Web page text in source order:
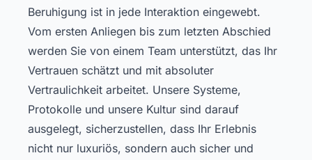
Beruhigung ist in jede Interaktion eingewebt.
Vom ersten Anliegen bis zum letzten Abschied
werden Sie von einem Team unterstützt, das Ihr
Vertrauen schätzt und mit absoluter
Vertraulichkeit arbeitet. Unsere Systeme,
Protokolle und unsere Kultur sind darauf
ausgelegt, sicherzustellen, dass Ihr Erlebnis
nicht nur luxuriös, sondern auch sicher und